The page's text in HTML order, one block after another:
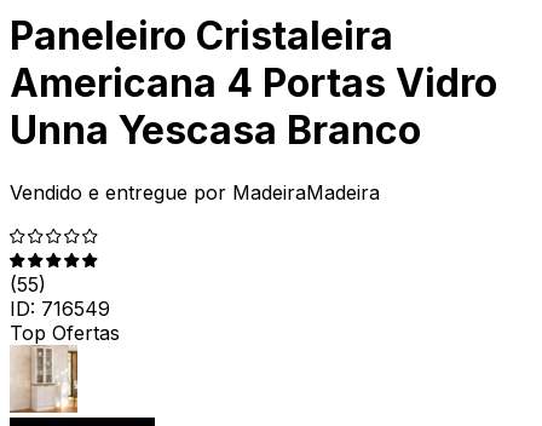
Paneleiro Cristaleira
Americana 4 Portas Vidro
Unna Yescasa Branco
Vendido e entregue por MadeiraMadeira
(55)
ID: 716549
Top Ofertas